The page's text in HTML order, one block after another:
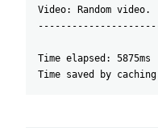
Video: Random video.
Time elapsed: 5875ms
Time saved by